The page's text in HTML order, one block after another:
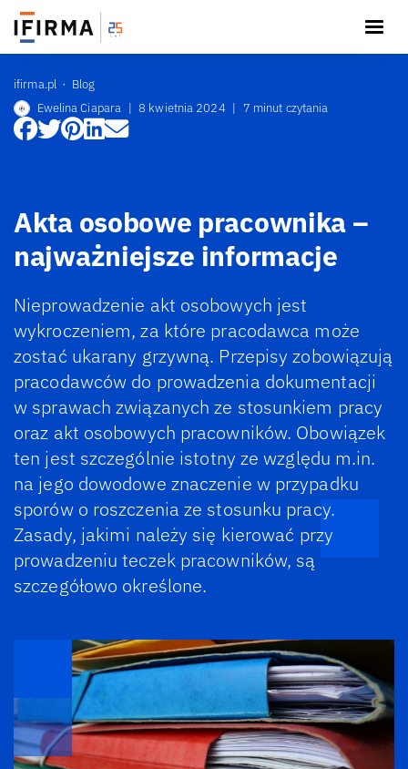
ifirma.pl
Blog
Ewelina Ciapara | 8 kwietnia 2024 | 7 minut czytania
Akta osobowe pracownika –
najważniejsze informacje
Nieprowadzenie akt osobowych jest
wykroczeniem, za które pracodawca może
zostać ukarany grzywną. Przepisy zobowiązują
pracodawców do prowadzenia dokumentacji
w sprawach związanych ze stosunkiem pracy
oraz akt osobowych pracowników. Obowiązek
ten jest szczególnie istotny ze względu m.in.
na jego dowodowe znaczenie w przypadku
sporów o roszczenia ze stosunku pracy.
Zasady, jakimi należy się kierować przy
prowadzeniu teczek pracowników, są
szczegółowo określone.